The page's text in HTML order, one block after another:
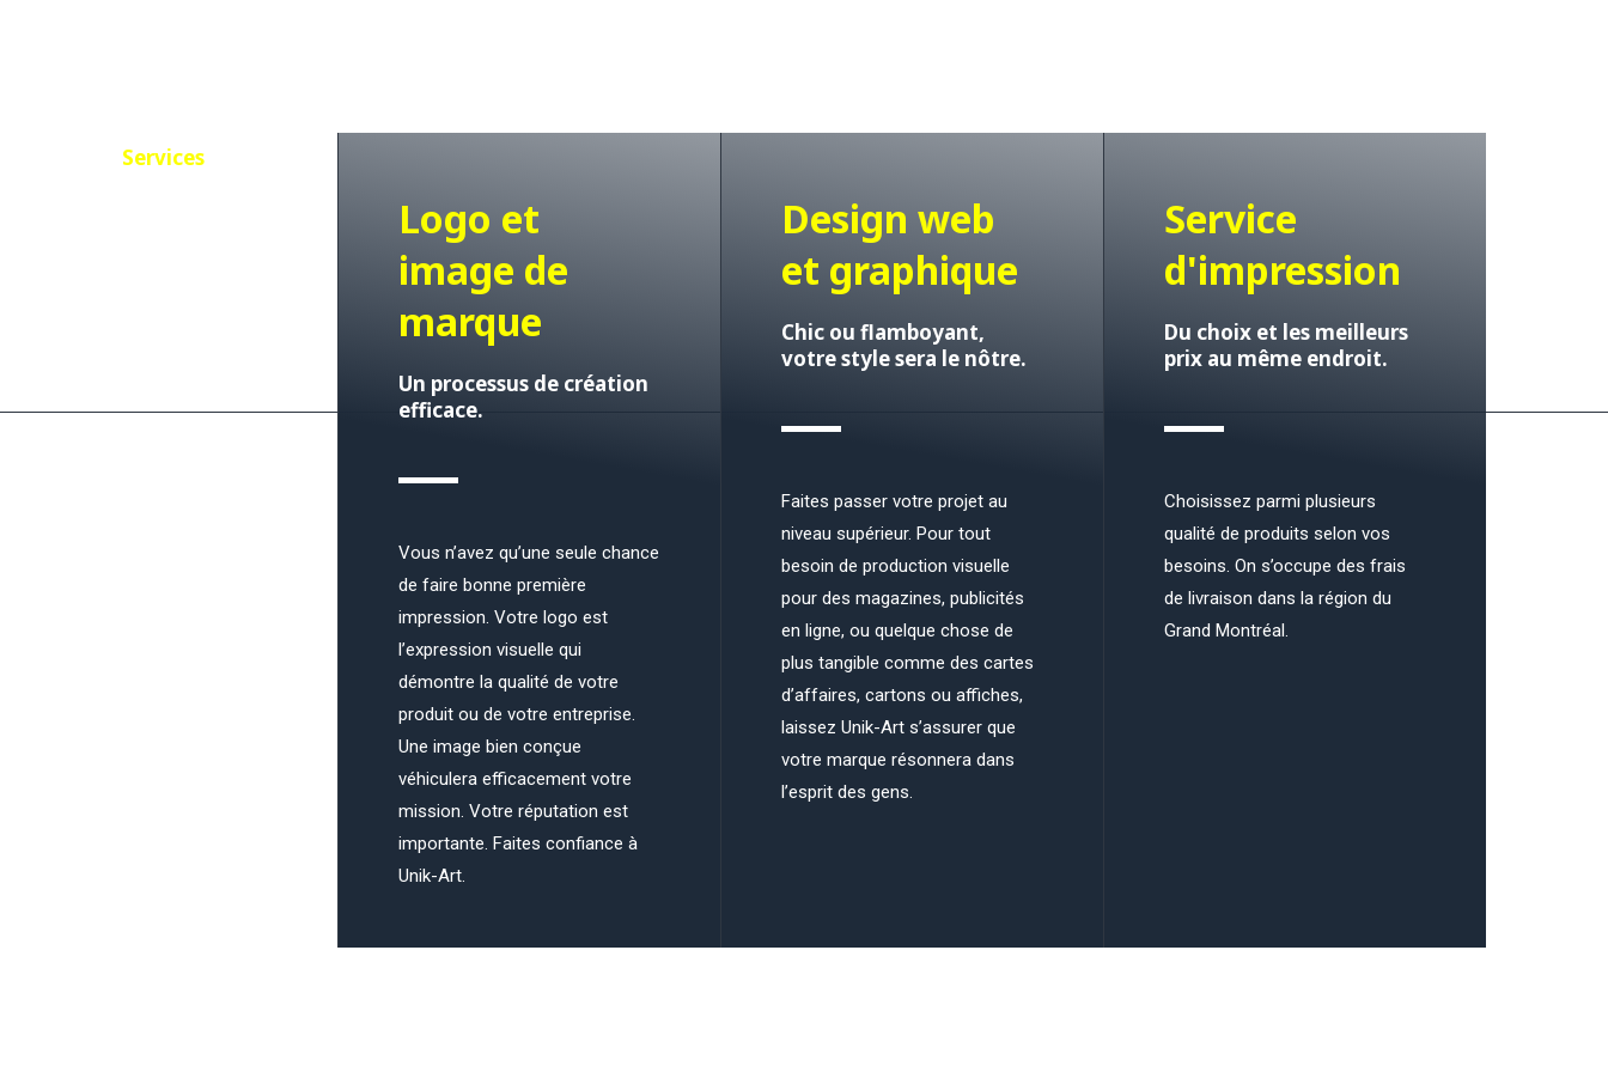
Services
Logo et
image de
marque
Un processus de création
efficace.
Vous n’avez qu’une seule chance
de faire bonne première
impression. Votre logo est
l’expression visuelle qui
démontre la qualité de votre
produit ou de votre entreprise.
Une image bien conçue
véhiculera efficacement votre
mission. Votre réputation est
importante. Faites confiance à
Unik-Art.
Design web
et graphique
Chic ou flamboyant,
votre style sera le nôtre.
Faites passer votre projet au
niveau supérieur. Pour tout
besoin de production visuelle
pour des magazines, publicités
en ligne, ou quelque chose de
plus tangible comme des cartes
d’affaires, cartons ou affiches,
laissez Unik-Art s’assurer que
votre marque résonnera dans
l’esprit des gens.
Service
d'impression
Du choix et les meilleurs
prix au même endroit.
Choisissez parmi plusieurs
qualité de produits selon vos
besoins. On s’occupe des frais
de livraison dans la région du
Grand Montréal.